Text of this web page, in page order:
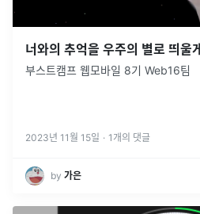
너와의 추억을 우주의 별로 띄울게
부스트캠프 웹모바일 8기 Web16팀
2023년 11월 15일 · 1 개의 댓글
by ­가은